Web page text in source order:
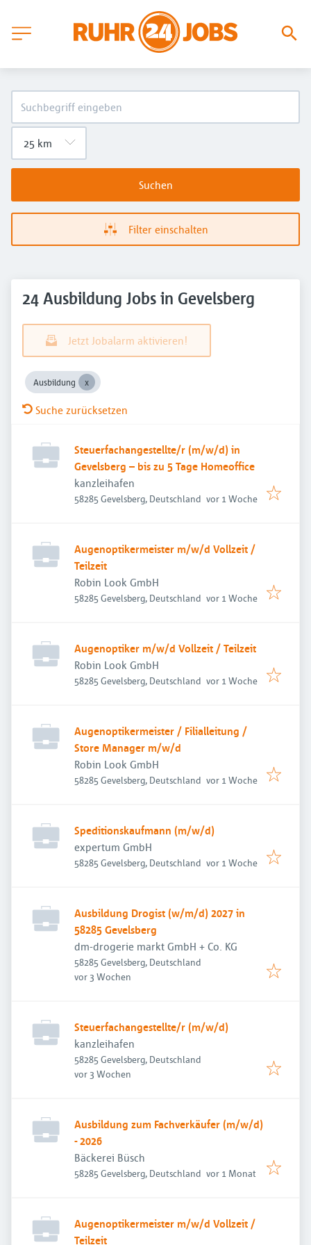
Suchen
Filter einschalten
24 Ausbildung Jobs in Gevelsberg
Jetzt Jobalarm aktivieren!
Ausbildung
Suche zurücksetzen
Steuerfachangestellte/r (m/w/d) in
Gevelsberg – bis zu 5 Tage Homeoffice
kanzleihafen
58285 Gevelsberg, Deutschland Veröffentlicht
vor 1 Woche
Augenoptikermeister m/w/d Vollzeit /
Teilzeit
Robin Look GmbH
58285 Gevelsberg, Deutschland Veröffentlicht
vor 1 Woche
Augenoptiker m/w/d Vollzeit / Teilzeit
Robin Look GmbH
58285 Gevelsberg, Deutschland Veröffentlicht
vor 1 Woche
Augenoptikermeister / Filialleitung /
Store Manager m/w/d
Robin Look GmbH
58285 Gevelsberg, Deutschland Veröffentlicht
vor 1 Woche
Speditionskaufmann (m/w/d)
expertum GmbH
58285 Gevelsberg, Deutschland Veröffentlicht
vor 1 Woche
Ausbildung Drogist (w/m/d) 2027 in
58285 Gevelsberg
dm-drogerie markt GmbH + Co. KG
58285 Gevelsberg, Deutschland
Veröffentlicht
vor 3 Wochen
Steuerfachangestellte/r (m/w/d)
kanzleihafen
58285 Gevelsberg, Deutschland
Veröffentlicht
vor 3 Wochen
Ausbildung zum Fachverkäufer (m/w/d)
- 2026
Bäckerei Büsch
58285 Gevelsberg, Deutschland Veröffentlicht
vor 1 Monat
Augenoptikermeister m/w/d Vollzeit /
Teilzeit